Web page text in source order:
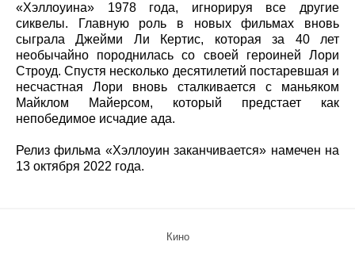
«Хэллоуина» 1978 года, игнорируя все другие
сиквелы. Главную роль в новых фильмах вновь
сыграла Джейми Ли Кертис, которая за 40 лет
необычайно породнилась со своей героиней Лори
Строуд. Спустя несколько десятилетий постаревшая и
несчастная Лори вновь сталкивается с маньяком
Майклом Майерсом, который предстает как
непобедимое исчадие ада.
Релиз фильма «Хэллоуин заканчивается» намечен на
13 октября 2022 года.
Кино